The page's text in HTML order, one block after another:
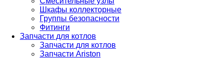
Шкафы коллекторные
Группы безопасности
Фитинги
Запчасти для котлов
Запчасти для котлов
Запчасти Ariston